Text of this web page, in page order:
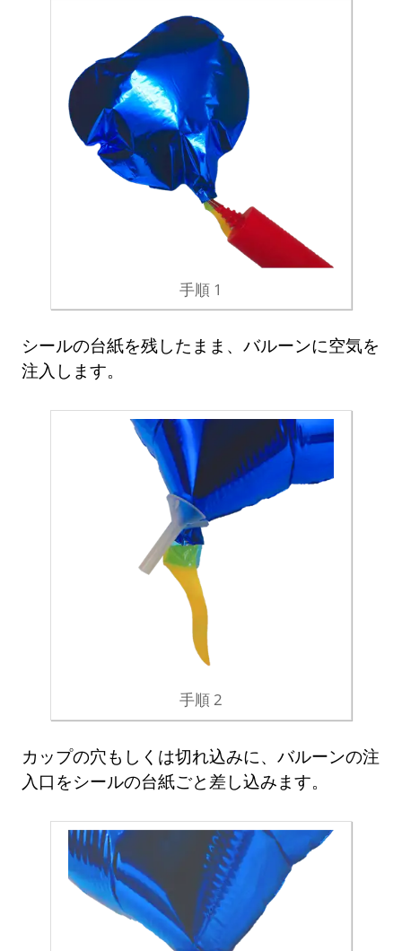
手順 1
シールの台紙を残したまま、バルーンに空気を
注入します。
手順 2
カップの穴もしくは切れ込みに、バルーンの注
入口をシールの台紙ごと差し込みます。